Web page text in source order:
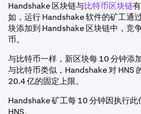
Handshake 区块链与比特币区块链
如，运行 Handshake 软件的矿工通
块添加到 Handshake 区块链中，竞
币。
与比特币一样，新区块每 10 分钟添
与比特币类似，Handshake 对 HNS
20.4 亿的固定上限。
Handshake 矿工每 10 分钟因执行
HNS。